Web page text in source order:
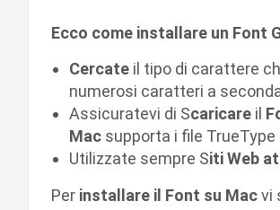
Ecco come installare un Font
Cercate il tipo di carattere
numerosi caratteri a
Assicuratevi di Scaricare il
Mac supporta i file TrueType
Utilizzate sempre Siti Web
Per installare il Font su Macvi